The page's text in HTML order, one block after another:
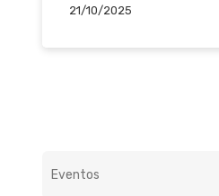
21/10/2025